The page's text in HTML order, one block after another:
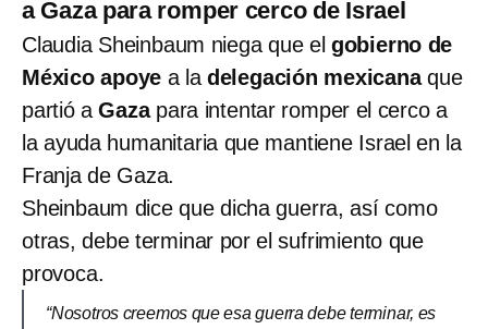
a Gaza para romper cerco de Israel
Claudia Sheinbaum niega que el gobierno de
México apoye a ladelegación mexicanaque
partió aGazapara intentar romper el cerco a
la ayuda humanitaria que mantiene Israel en la
Franja de Gaza.
Sheinbaum dice que dicha guerra, así como
otras, debe terminar por el sufrimiento que
provoca.
“Nosotros creemos que esa guerra debe terminar, es